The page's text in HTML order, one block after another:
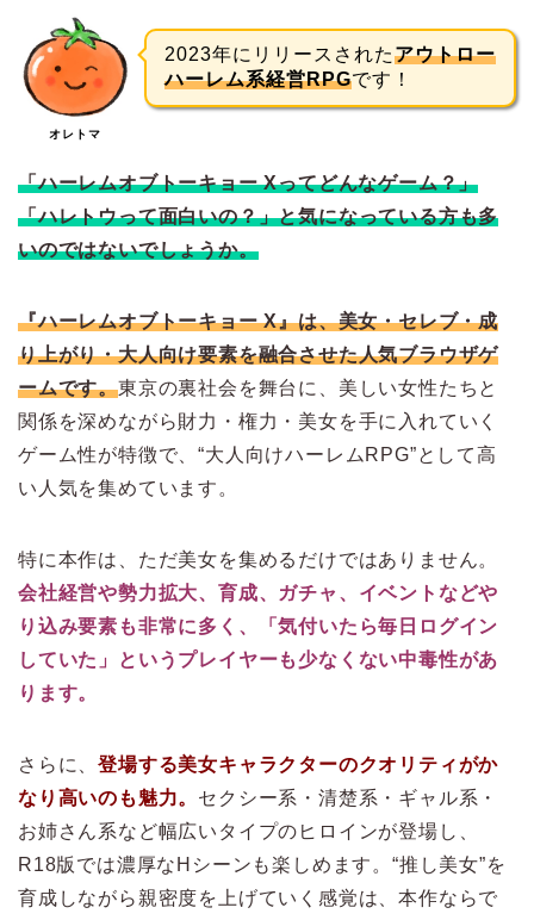
オレトマ
2023年にリリースされたアウトロー
ハーレム系経営RPGです！
「ハーレムオブトーキョー Xってどんなゲーム？」
「ハレトウって面白いの？」と気になっている方も多
いのではないでしょうか。
『ハーレムオブトーキョー X』は、美女・セレブ・成
り上がり・大人向け要素を融合させた人気ブラウザゲ
ームです。東京の裏社会を舞台に、美しい女性たちと
関係を深めながら財力・権力・美女を手に入れていく
ゲーム性が特徴で、“大人向けハーレムRPG”として高
い人気を集めています。
特に本作は、ただ美女を集めるだけではありません。
会社経営や勢力拡大、育成、ガチャ、イベントなどや
り込み要素も非常に多く、「気付いたら毎日ログイン
していた」というプレイヤーも少なくない中毒性があ
ります。
さらに、登場する美女キャラクターのクオリティがか
なり高いのも魅力。 セクシー系・清楚系・ギャル系・
お姉さん系など幅広いタイプのヒロインが登場し、
R18版では濃厚なHシーンも楽しめます。“推し美女”を
育成しながら親密度を上げていく感覚は、本作ならで